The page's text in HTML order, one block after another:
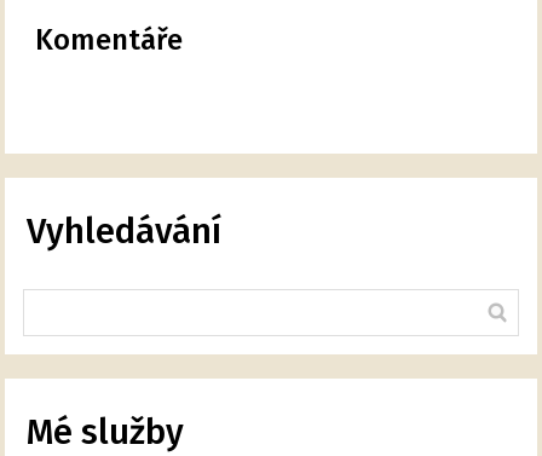
Komentáře
Vyhledávání
Mé služby